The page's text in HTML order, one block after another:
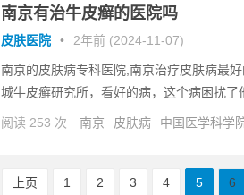
南京有治牛皮癣的医院吗
皮肤医院 • 2年前 (2024-11-07)
南京的皮肤病专科医院,南京治疗皮肤病最
城牛皮癣研究所，看好的病，这个病困扰了
阅读 253 次 南京 皮肤病 中国医学科学
上页 1 2 3 4 5 6